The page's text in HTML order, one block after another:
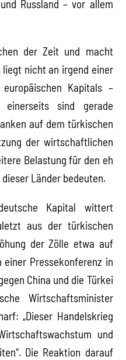
Russland – vor allem
der Zeit und macht
nicht an irgend einer
Kapitals –
sind gerade
auf dem türkischen
der wirtschaftlichen
Belastung für den eh
Länder bedeuten.
Kapital wittert
aus der türkischen
der Zölle etwa auf
einer Pressekonferenz in
China und die Türkei
Wirtschaftsminister
„Dieser Handelskrieg
und
Die Reaktion darauf